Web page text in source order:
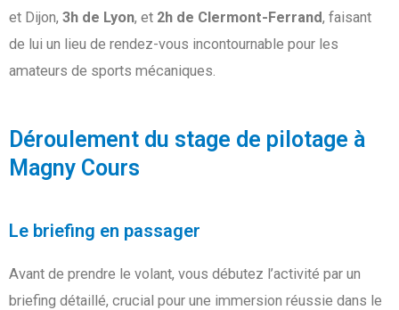
et Dijon, 3h de Lyon, et 2h de Clermont-Ferrand, faisant
de lui un lieu de rendez-vous incontournable pour les
amateurs de sports mécaniques.
Déroulement du stage de pilotage à
Magny Cours
Le briefing en passager
Avant de prendre le volant, vous débutez l’activité par un
briefing détaillé, crucial pour une immersion réussie dans le